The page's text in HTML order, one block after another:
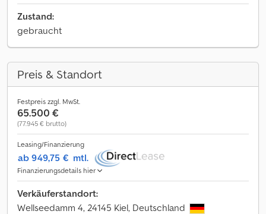
Zustand:
gebraucht
Preis & Standort
Festpreis zzgl. MwSt.
65.500 €
(77.945 € brutto)
Leasing/Finanzierung
ab 949,75 € mtl.
Finanzierungsdetails hier
Verkäuferstandort:
Wellseedamm 4, 24145 Kiel, Deutschland